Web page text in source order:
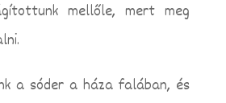
mellőle, mert meg
a sóder a háza falában, és